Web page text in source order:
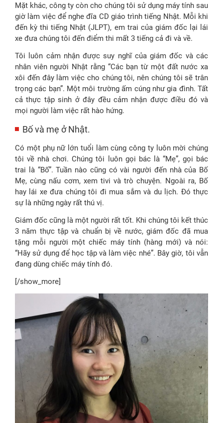
Mặt khác, công ty còn cho chúng tôi sử dụng máy tính sau
giờ làm việc để nghe đĩa CD giáo trình tiếng Nhật. Mỗi khi
đến kỳ thi tiếng Nhật (JLPT), em trai của giám đốc lại lái
xe đưa chúng tôi đến điểm thi mất 3 tiếng cả đi và về.
Tôi luôn cảm nhận được suy nghĩ của giám đốc và các
nhân viên người Nhật rằng “Các bạn từ một đất nước xa
xôi đến đây làm việc cho chúng tôi, nên chúng tôi sẽ trân
trọng các bạn”. Một môi trường ấm cúng như gia đình. Tất
cả thực tập sinh ở đây đều cảm nhận được điều đó và
mọi người làm việc rất hào hứng.
Bố và mẹ ở Nhật.
Có một phụ nữ lớn tuổi làm cùng công ty luôn mời chúng
tôi về nhà chơi. Chúng tôi luôn gọi bác là “Mẹ”, gọi bác
trai là “Bố”. Tuần nào cũng có vài người đến nhà của Bố
Mẹ, cùng nấu cơm, xem tivi và trò chuyện. Ngoài ra, Bố
hay lái xe đưa chúng tôi đi mua sắm và du lịch. Đó thực
sự là những ngày rất thú vị.
Giám đốc cũng là một người rất tốt. Khi chúng tôi kết thúc
3 năm thực tập và chuẩn bị về nước, giám đốc đã mua
tặng mỗi người một chiếc máy tính (hàng mới) và nói:
“Hãy sử dụng để học tập và làm việc nhé”. Bây giờ, tôi vẫn
đang dùng chiếc máy tính đó.
[/show_more]